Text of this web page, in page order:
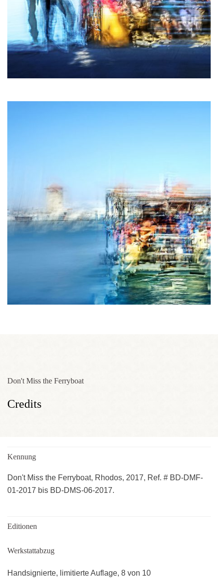
Don't Miss the Ferryboat
Credits
Kennung
Don't Miss the Ferryboat, Rhodos, 2017, Ref. # BD-DMF-
01-2017 bis BD-DMS-06-2017.
Editionen
Werkstattabzug
Handsignierte, limitierte Auflage, 8 von 10